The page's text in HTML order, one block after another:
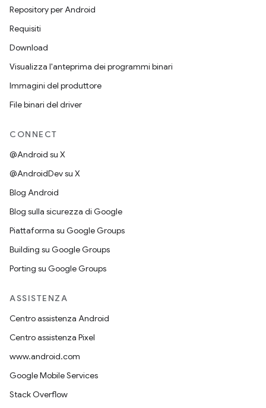
Repository per Android
Requisiti
Download
Visualizza l'anteprima dei programmi binari
Immagini del produttore
File binari del driver
CONNECT
@Android su X
@AndroidDev su X
Blog Android
Blog sulla sicurezza di Google
Piattaforma su Google Groups
Building su Google Groups
Porting su Google Groups
ASSISTENZA
Centro assistenza Android
Centro assistenza Pixel
www.android.com
Google Mobile Services
Stack Overflow